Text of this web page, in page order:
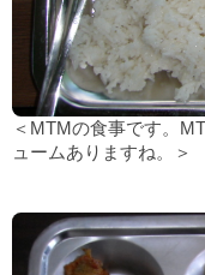
＜MTMの食事です。
ュームありますね。＞